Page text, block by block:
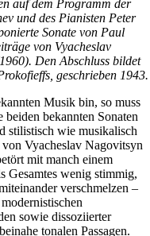
auf dem Programm der
und des Pianisten Peter
Sonate von Paul
von Vyacheslav
Den Abschluss bildet
geschrieben 1943.
Musik bin, so muss
beiden bekannten Sonaten
stilistisch wie musikalisch
Vyacheslav Nagovitsyn
mit manch einem
Gesamtes wenig stimmig,
verschmelzen –
sowie dissoziierter
tonalen Passagen.